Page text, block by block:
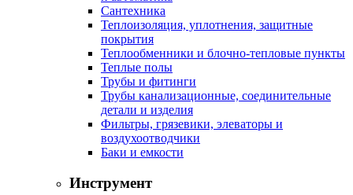
Сантехника
Теплоизоляция, уплотнения, защитные
покрытия
Теплообменники и блочно-тепловые пункты
Теплые полы
Трубы и фитинги
Трубы канализационные, соединительные
детали и изделия
Фильтры, грязевики, элеваторы и
воздухоотводчики
Баки и емкости
Инструмент